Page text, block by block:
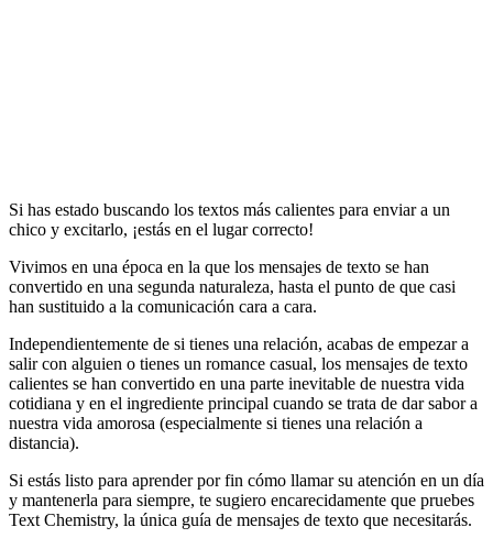
Si has estado buscando los textos más calientes para enviar a un
chico y excitarlo, ¡estás en el lugar correcto!
Vivimos en una época en la que los mensajes de texto se han
convertido en una segunda naturaleza, hasta el punto de que casi
han sustituido a la comunicación cara a cara.
Independientemente de si tienes una relación, acabas de empezar a
salir con alguien o tienes un romance casual, los mensajes de texto
calientes se han convertido en una parte inevitable de nuestra vida
cotidiana y en el ingrediente principal cuando se trata de dar sabor a
nuestra vida amorosa (especialmente si tienes una relación a
distancia).
Si estás listo para aprender por fin cómo llamar su atención en un día
y mantenerla para siempre, te sugiero encarecidamente que pruebes
Text Chemistry, la única guía de mensajes de texto que necesitarás.